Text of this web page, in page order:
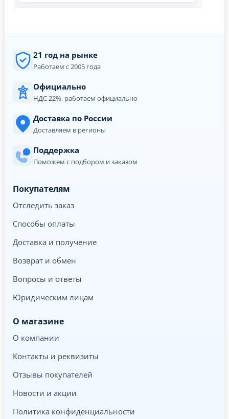
21 год на рынке
Работаем с 2005 года
Официально
НДС 22%, работаем официально
Доставка по России
Доставляем в регионы
Поддержка
Поможем с подбором и заказом
Покупателям
Отследить заказ
Способы оплаты
Доставка и получение
Возврат и обмен
Вопросы и ответы
Юридическим лицам
О магазине
О компании
Контакты и реквизиты
Отзывы покупателей
Новости и акции
Политика конфиденциальности